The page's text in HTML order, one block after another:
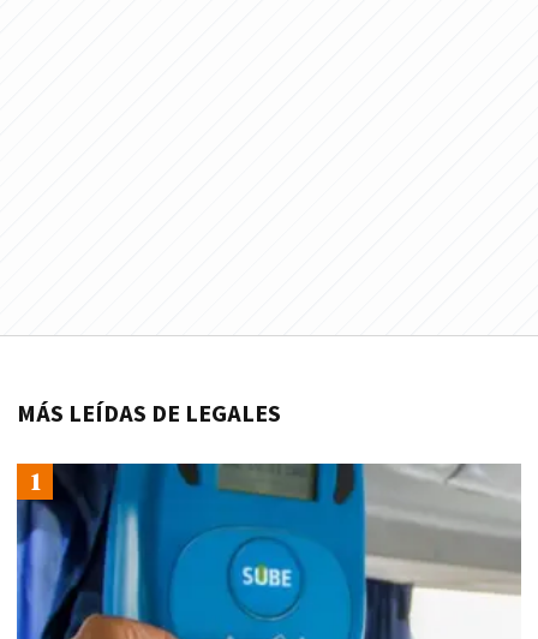
MÁS LEÍDAS DE LEGALES